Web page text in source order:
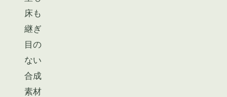
床も
継ぎ
目の
ない
合成
素材